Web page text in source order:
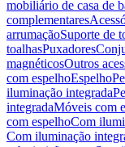
mobiliário de casa de
complementares
arrumaçãoSuporte de
toalhasPuxadores
magnéticosOutros
com espelhoEspelho
iluminação integrada
integradaMóveis com
com espelhoCom
Com iluminação